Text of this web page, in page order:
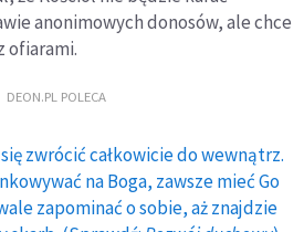
anonimowych donosów, ale chce
ofiarami.
DEON.PL POLECA
zwrócić całkowicie do wewnątrz.
na Boga, zawsze mieć Go
zapominać o sobie, aż znajdzie